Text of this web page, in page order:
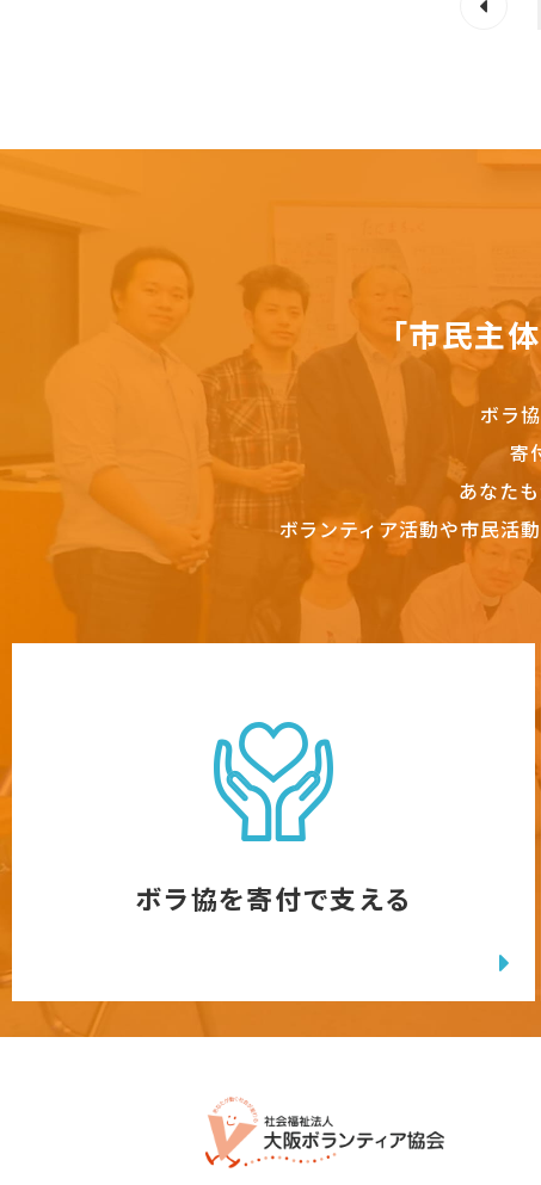
「市民主
ボラ
寄
あなた
ボランティア活動や市民活
ボラ協を寄付で支える